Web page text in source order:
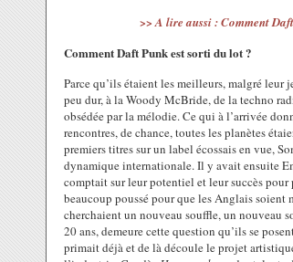
>> A lire aussi : Comment
Comment Daft Punk est sorti du lot ?
Parce qu’ils étaient les meilleurs, malgré leur
peu dur, à la Woody McBride, de la techno
obsédée par la mélodie. Ce qui à l’arrivée
rencontres, de chance, toutes les planètes
premiers titres sur un label écossais en vue,
dynamique internationale. Il y avait ensuite
comptait sur leur potentiel et leur succès pour
beaucoup poussé pour que les Anglais soient
cherchaient un nouveau souffle, un nouveau
20 ans, demeure cette question qu’ils se
primait déjà et de là découle le projet